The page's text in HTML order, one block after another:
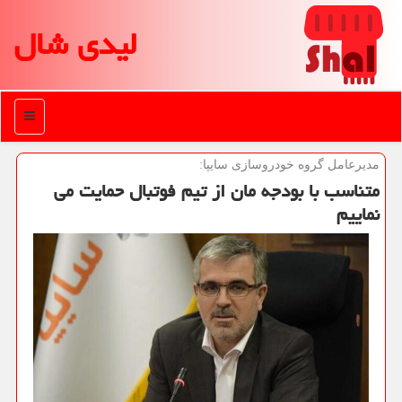
لیدی شال
منو
مدیرعامل گروه خودروسازی سایپا:
متناسب با بودجه مان از تیم فوتبال حمایت می
نماییم